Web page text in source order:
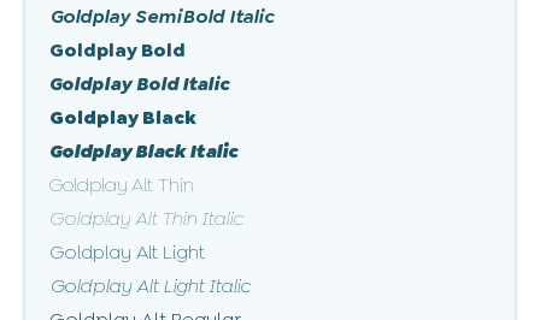
Goldplay SemiBold Italic
Goldplay Bold
Goldplay Bold Italic
Goldplay Black
Goldplay Black Italic
Goldplay Alt Thin
Goldplay Alt Thin Italic
Goldplay Alt Light
Goldplay Alt Light Italic